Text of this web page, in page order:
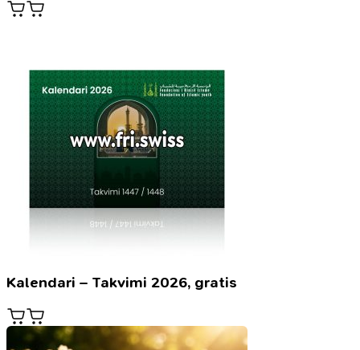
Kalendari – Takvimi 2026, gratis